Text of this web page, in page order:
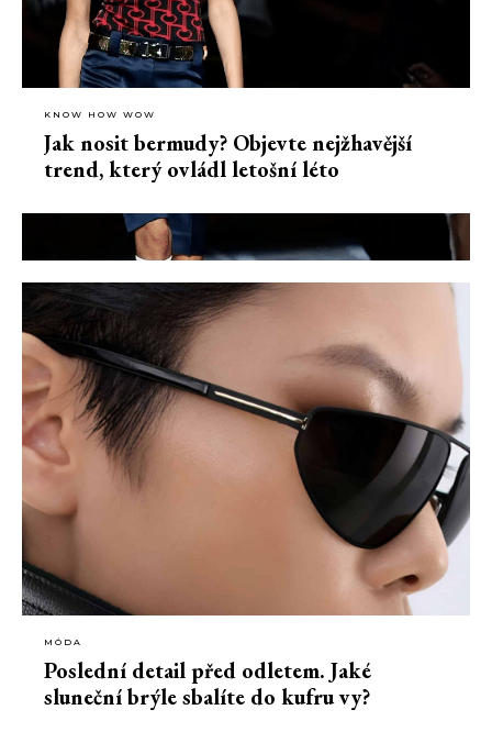
KNOW HOW WOW
Jak nosit bermudy? Objevte nejžhavější
trend, který ovládl letošní léto
MÓDA
Poslední detail před odletem. Jaké
sluneční brýle sbalíte do kufru vy?